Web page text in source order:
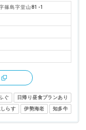
篠島字堂山81-1
ぐ 日帰り昼食プランあり
らす 伊勢海老 知多牛